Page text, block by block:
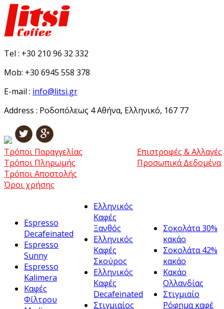
Tel : +30 210 96 32 332
Mob: +30 6945 558 378
E-mail : info@litsi.gr
Address : Ροδοπόλεως 4 Αθήνα, Ελληνικό, 167 77
Τρόποι Παραγγελίας
Τρόποι Πληρωμής
Τρόποι Αποστολής
Όροι χρήσης
Επιστροφές & Αλλαγές
Προσωπικά Δεδομένα
Espresso
Decafeinated
Espresso
Sunny
Espresso
Kalimera
Καφές
Φίλτρου
Ελληνικός
Καφές
Ξανθός
Ελληνικός
Καφές
Σκούρος
Ελληνικός
Καφές
Decafeinated
Στιγμιαίος
Σοκολάτα 30%
κακάο
Σοκολάτα 42%
κακάο
Κακάο
Ολλανδίας
Στιγμιαίο
Ρόφημα καφέ